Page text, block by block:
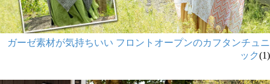
ガーゼ素材が気持ちいい フロントオープンのカフタンチュニ
ック(1)